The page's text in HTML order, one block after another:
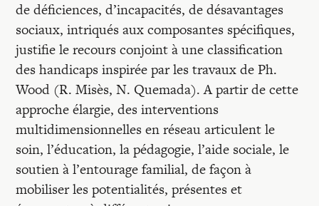
de déficiences, d’incapacités, de désavantages
sociaux, intriqués aux composantes spécifiques,
justifie le recours conjoint à une classification
des handicaps inspirée par les travaux de Ph.
Wood (R. Misès, N. Quemada). A partir de cette
approche élargie, des interventions
multidimensionnelles en réseau articulent le
soin, l’éducation, la pédagogie, l’aide sociale, le
soutien à l’entourage familial, de façon à
mobiliser les potentialités, présentes et